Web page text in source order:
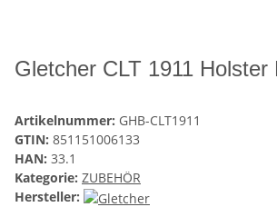
Gletcher CLT 1911 Holster
Artikelnummer: GHB-CLT1911
GTIN: 851151006133
HAN: 33.1
Kategorie: ZUBEHÖR
Hersteller: